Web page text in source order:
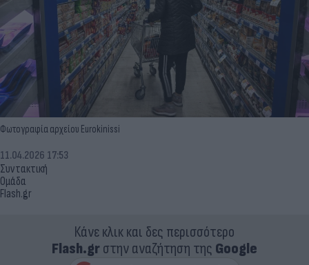
Φωτογραφία αρχείου Eurokinissi
Συντακτική
Ομάδα
Flash.gr
11.04.2026 17:53
Κάνε κλικ και δες περισσότερο
Flash.grστην αναζήτηση της Google